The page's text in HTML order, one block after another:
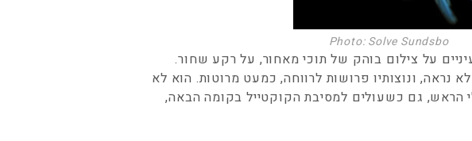
Photo: Solve Sundsbo
על צילום בוהק של תוכי מאחור, על רקע שחור.
נראה, ונוצותיו פרושות לרווחה, כמעט מרוטות. הוא לא
הראש, גם כשעולים למסיבת הקוקטייל בקומה הבאה,